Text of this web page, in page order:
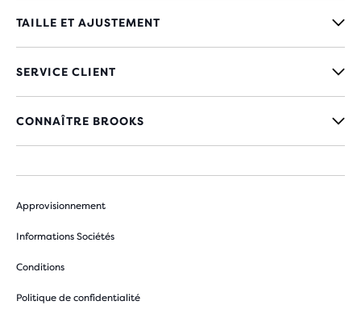
TAILLE ET AJUSTEMENT
SERVICE CLIENT
CONNAÎTRE BROOKS
Approvisionnement
Informations Sociétés
Conditions
Politique de confidentialité